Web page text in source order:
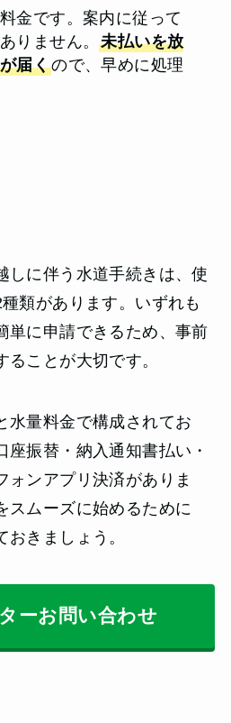
金です。案内に従って
りません。未払いを放
届くので、早めに処理
しに伴う水道手続きは、使
類があります。いずれも
単に申請できるため、事前
ことが大切です。
水量料金で構成されてお
座振替・納入通知書払い・
ォンアプリ決済がありま
スムーズに始めるために
おきましょう。
ーお問い合わせ